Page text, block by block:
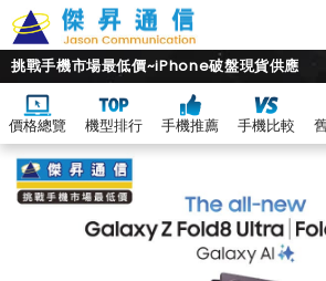
挑戰手機市場最低價~iPhone破盤現貨供應
價格總覽 機型排行 手機推薦 手機比較